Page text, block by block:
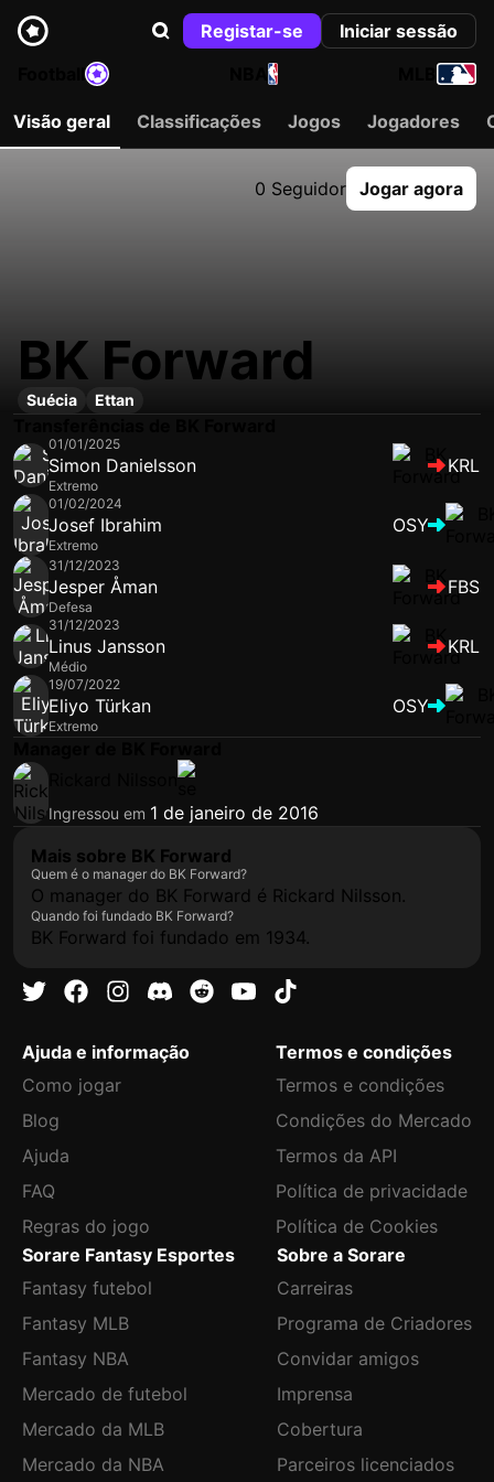
Registar-se
Iniciar sessão
NBA
Visão geral Classificações Jogos Jogadores
0 Seguidor Jogar agora
BK Forward
Suécia Ettan
01/01/2025
Simon Danielsson
Extremo
KRL
01/02/2024
Josef Ibrahim
Extremo
OSY
31/12/2023
Jesper Åman
Defesa
FBS
31/12/2023
Linus Jansson
Médio
KRL
19/07/2022
Eliyo Türkan
Extremo
OSY
Ingressou em 1 de janeiro de 2016
Mais sobre BK Forward
Quem é o manager do BK Forward?
O manager do BK Forward é Rickard Nilsson.
Quando foi fundado BK Forward?
BK Forward foi fundado em 1934.
Ajuda e informação
Como jogar
Blog
Ajuda
FAQ
Regras do jogo
Termos e condições
Termos e condições
Condições do Mercado
Termos da API
Política de privacidade
Política de Cookies
Sorare Fantasy Esportes
Fantasy futebol
Fantasy MLB
Fantasy NBA
Mercado de futebol
Mercado da MLB
Mercado da NBA
Sobre a Sorare
Carreiras
Programa de Criadores
Convidar amigos
Imprensa
Cobertura
Parceiros licenciados